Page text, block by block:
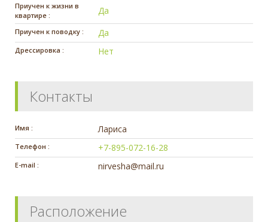
Приучен к жизни в
квартире :
Да
Приучен к поводку : Да
Дрессировка : Нет
Контакты
Имя : Лариса
Телефон : +7-895-072-16-28
E-mail : nirvesha@mail.ru
Расположение